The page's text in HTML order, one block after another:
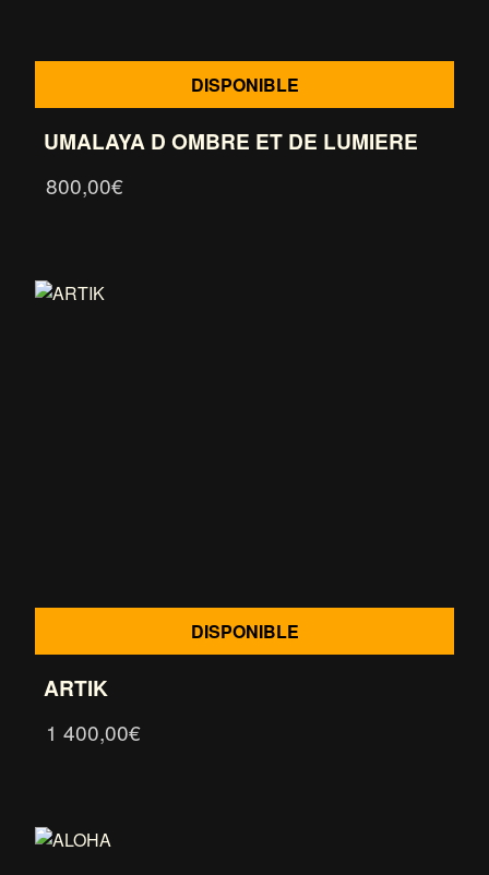
DISPONIBLE
UMALAYA D OMBRE ET DE LUMIERE
800,00€
DISPONIBLE
ARTIK
1 400,00€